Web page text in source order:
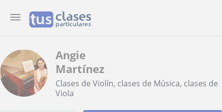
Angie
Martínez
Clases de Violín, clases de Música, clases de
Viola